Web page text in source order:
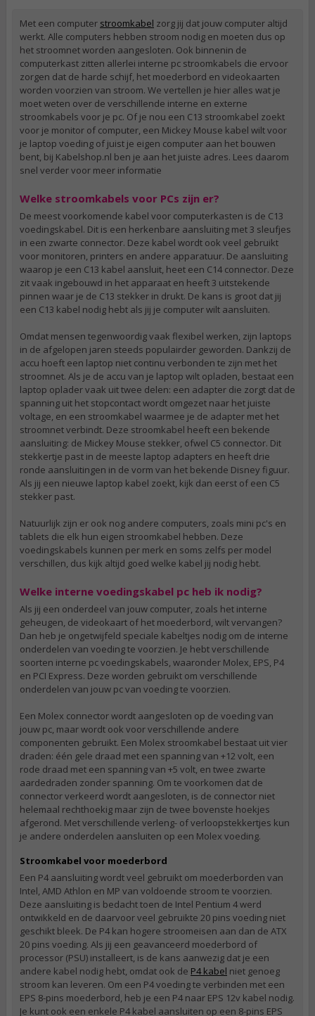
Met een computer stroomkabel zorg jij dat jouw computer altijd
werkt. Alle computers hebben stroom nodig en moeten dus op
het stroomnet worden aangesloten. Ook binnenin de
computerkast zitten allerlei interne pc stroomkabels die ervoor
zorgen dat de harde schijf, het moederbord en videokaarten
worden voorzien van stroom. We vertellen je hier alles wat je
moet weten over de verschillende interne en externe
stroomkabels voor je pc. Of je nou een C13 stroomkabel zoekt
voor je monitor of computer, een Mickey Mouse kabel wilt voor
je laptop voeding of juist je eigen computer aan het bouwen
bent, bij Kabelshop.nl ben je aan het juiste adres. Lees daarom
snel verder voor meer informatie
Welke stroomkabels voor PCs zijn er?
De meest voorkomende kabel voor computerkasten is de C13
voedingskabel. Dit is een herkenbare aansluiting met 3 sleufjes
in een zwarte connector. Deze kabel wordt ook veel gebruikt
voor monitoren, printers en andere apparatuur. De aansluiting
waarop je een C13 kabel aansluit, heet een C14 connector. Deze
zit vaak ingebouwd in het apparaat en heeft 3 uitstekende
pinnen waar je de C13 stekker in drukt. De kans is groot dat jij
een C13 kabel nodig hebt als jij je computer wilt aansluiten.
Omdat mensen tegenwoordig vaak flexibel werken, zijn laptops
in de afgelopen jaren steeds populairder geworden. Dankzij de
accu hoeft een laptop niet continu verbonden te zijn met het
stroomnet. Als je de accu van je laptop wilt opladen, bestaat een
laptop oplader vaak uit twee delen: een adapter die zorgt dat de
spanning uit het stopcontact wordt omgezet naar het juiste
voltage, en een stroomkabel waarmee je de adapter met het
stroomnet verbindt. Deze stroomkabel heeft een bekende
aansluiting: de Mickey Mouse stekker, ofwel C5 connector. Dit
stekkertje past in de meeste laptop adapters en heeft drie
ronde aansluitingen in de vorm van het bekende Disney figuur.
Als jij een nieuwe laptop kabel zoekt, kijk dan eerst of een C5
stekker past.
Natuurlijk zijn er ook nog andere computers, zoals mini pc's en
tablets die elk hun eigen stroomkabel hebben. Deze
voedingskabels kunnen per merk en soms zelfs per model
verschillen, dus kijk altijd goed welke kabel jij nodig hebt.
Welke interne voedingskabel pc heb ik nodig?
Als jij een onderdeel van jouw computer, zoals het interne
geheugen, de videokaart of het moederbord, wilt vervangen?
Dan heb je ongetwijfeld speciale kabeltjes nodig om de interne
onderdelen van voeding te voorzien. Je hebt verschillende
soorten interne pc voedingskabels, waaronder Molex, EPS, P4
en PCI Express. Deze worden gebruikt om verschillende
onderdelen van jouw pc van voeding te voorzien.
Een Molex connector wordt aangesloten op de voeding van
jouw pc, maar wordt ook voor verschillende andere
componenten gebruikt. Een Molex stroomkabel bestaat uit vier
draden: één gele draad met een spanning van +12 volt, een
rode draad met een spanning van +5 volt, en twee zwarte
aardedraden zonder spanning. Om te voorkomen dat de
connector verkeerd wordt aangesloten, is de connector niet
helemaal rechthoekig maar zijn de twee bovenste hoekjes
afgerond. Met verschillende verleng- of verloopstekkertjes kun
je andere onderdelen aansluiten op een Molex voeding.
Stroomkabel voor moederbord
Een P4 aansluiting wordt veel gebruikt om moederborden van
Intel, AMD Athlon en MP van voldoende stroom te voorzien.
Deze aansluiting is bedacht toen de Intel Pentium 4 werd
ontwikkeld en de daarvoor veel gebruikte 20 pins voeding niet
geschikt bleek. De P4 kan hogere stroomeisen aan dan de ATX
20 pins voeding. Als jij een geavanceerd moederbord of
processor (PSU) installeert, is de kans aanwezig dat je een
andere kabel nodig hebt, omdat ook de P4 kabel niet genoeg
stroom kan leveren. Om een P4 voeding te verbinden met een
EPS 8-pins moederbord, heb je een P4 naar EPS 12v kabel nodig.
Je kunt ook een enkele P4 kabel aansluiten op een 8-pins EPS